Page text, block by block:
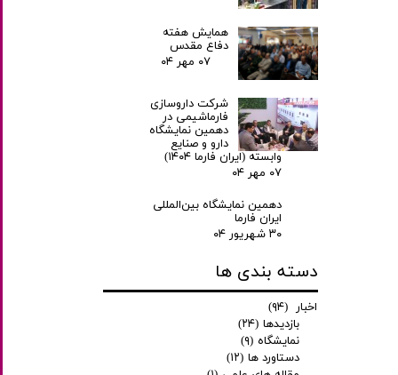
همایش هفته
دفاع مقدس
۰۷ مهر ۰۴
شرکت داروسازی
فارماشیمی در
دهمین نمایشگاه
دارو و صنایع
وابسته (ایران فارما ۱۴۰۴)
۰۷ مهر ۰۴
دهمین نمایشگاه بین‌المللی
ایران فارما
۳۰ شهریور ۰۴
دسته بندی ها
اخبار
(۹۴)
بازدیدها (۲۴)
نمایشگاه (۹)
دستاورد ها (۱۲)